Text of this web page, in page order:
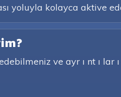
yoluyla kolayca aktive
ve ayr ı nt ı